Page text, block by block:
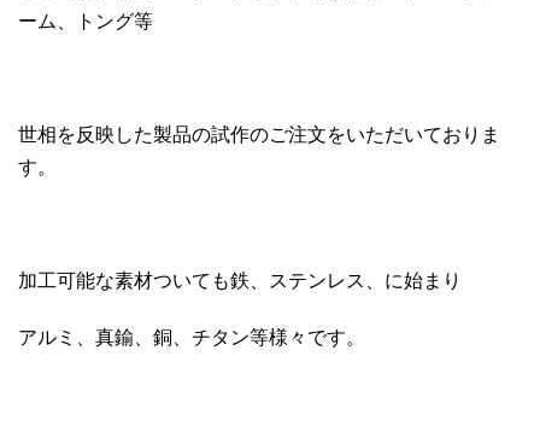
ーム、トング等
世相を反映した製品の試作のご注文をいただいておりま
す。
加工可能な素材ついても鉄、ステンレス、に始まり
アルミ、真鍮、銅、チタン等様々です。